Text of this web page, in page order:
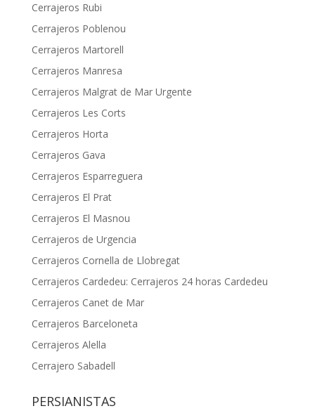
Cerrajeros Rubi
Cerrajeros Poblenou
Cerrajeros Martorell
Cerrajeros Manresa
Cerrajeros Malgrat de Mar Urgente
Cerrajeros Les Corts
Cerrajeros Horta
Cerrajeros Gava
Cerrajeros Esparreguera
Cerrajeros El Prat
Cerrajeros El Masnou
Cerrajeros de Urgencia
Cerrajeros Cornella de Llobregat
Cerrajeros Cardedeu: Cerrajeros 24 horas Cardedeu
Cerrajeros Canet de Mar
Cerrajeros Barceloneta
Cerrajeros Alella
Cerrajero Sabadell
PERSIANISTAS